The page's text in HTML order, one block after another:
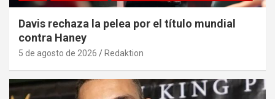
Davis rechaza la pelea por el título mundial
contra Haney
5 de agosto de 2026 Redaktion